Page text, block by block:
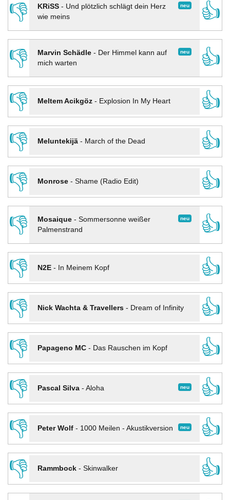
👎
neu
KRiSS- Und plötzlich schlägt dein Herz
wie meins
👍
👎 neu
Marvin Schädle- Der Himmel kann auf
mich warten
👍
👎
Meltem Acikgöz- Explosion In My Heart
👍
👎
Meluntekijä- March of the Dead
👍
👎
Monrose- Shame (Radio Edit)
👍
👎
neu
Mosaique- Sommersonne weißer
Palmenstrand
👍
👎
N2E- In Meinem Kopf
👍
👎
Nick Wachta & Travellers- Dream of Infinity
👍
👎
Papageno MC- Das Rauschen im Kopf
👍
👎
neu
Pascal Silva- Aloha
👍
👎
neu
Peter Wolf- 1000 Meilen - Akustikversion
👍
👎
Rammbock- Skinwalker
👍